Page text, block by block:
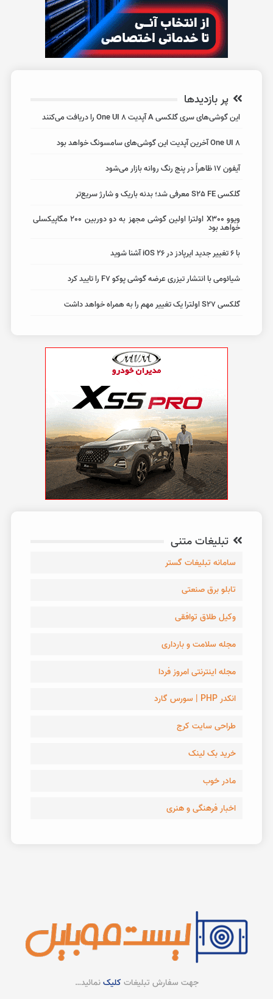
پر بازدیدها
این گوشی‌های سری گلکسی A آپدیت One UI 8 را دریافت می‌کنند
One UI 8 آخرین آپدیت این گوشی‌های سامسونگ خواهد بود
آیفون 17 ظاهراً در پنج رنگ روانه بازار می‌شود
گلکسی S25 FE معرفی شد؛ بدنه باریک و شارژ سریع‌تر
ویوو X300 اولترا اولین گوشی مجهز به دو دوربین 200 مگاپیکسلی
خواهد بود
با ۶ تغییر جدید ایرپادز در iOS 26 آشنا شوید
شیائومی با انتشار تیزری عرضه گوشی پوکو F7 را تایید کرد
گلکسی S27 اولترا یک تغییر مهم را به همراه خواهد داشت
تبلیغات متنی
سامانه تبلیغات گستر
تابلو برق صنعتی
وکیل طلاق توافقی
مجله سلامت و بارداری
مجله اینترنتی امروز فردا
انکدر PHP | سورس گارد
طراحی سایت کرج
خرید بک لینک
مادر خوب
اخبار فرهنگی و هنری
جهت سفارش تبلیغات کلیکنمائید…